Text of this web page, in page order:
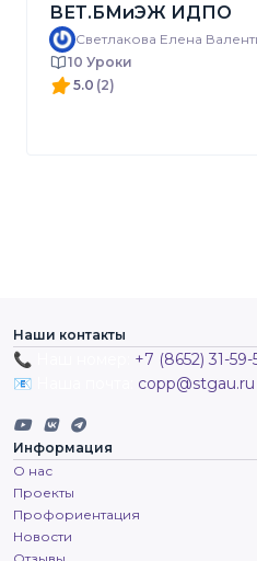
ВЕТ.БМиЭЖ ИДПО
Светлакова Елена
10 Уроки
5.0 (2)
Наши контакты
📞 Наш номер: +7 (8652) 31-59-
📧 Наша почта: copp@stgau.ru
Информация
О нас
Проекты
Профориентация
Новости